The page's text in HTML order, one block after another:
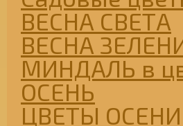
ВЕСНА СВЕТА
ВЕСНА
МИНДАЛЬ в
ОСЕНЬ
ЦВЕТЫ ОСЕНИ